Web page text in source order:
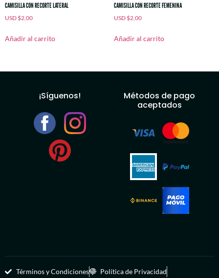
CAMISILLA CON RECORTE LATERAL
USD $2,00
Añadir al carrito
CAMISILLA CON RECORTE FEMENINA
USD $2,00
Añadir al carrito
¡Síguenos!
Métodos de pago
aceptados
Términos y Condiciones
Política de Privacidad